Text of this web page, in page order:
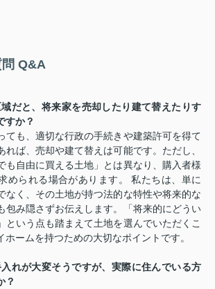
問 Q&A
だと、将来家を売却したり建て替えたりす
すか？
ても、適切な行政の手続きや建築許可を得て
れば、売却や建て替えは可能です。ただし、
も自由に買える土地」とは異なり、購入者様
められる場合があります。 私たちは、単に
なく、その土地が持つ法的な特性や将来的な
包み隠さずお伝えします。「将来的にどうい
という点も踏まえて土地を選んでいただくこ
ホームを持つための大切なポイントです。
れが大変そうですが、実際に住んでいる方
？